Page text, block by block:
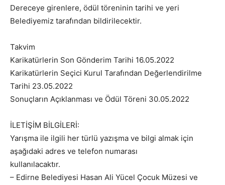
Dereceye girenlere, ödül töreninin tarihi ve yeri
Belediyemiz tarafından bildirilecektir.
Takvim
Karikatürlerin Son Gönderim Tarihi 16.05.2022
Karikatürlerin Seçici Kurul Tarafından Değerlendirilme
Tarihi 23.05.2022
Sonuçların Açıklanması ve Ödül Töreni 30.05.2022
İLETİŞİM BİLGİLERİ:
Yarışma ile ilgili her türlü yazışma ve bilgi almak için
aşağıdaki adres ve telefon numarası
kullanılacaktır.
– Edirne Belediyesi Hasan Ali Yücel Çocuk Müzesi ve